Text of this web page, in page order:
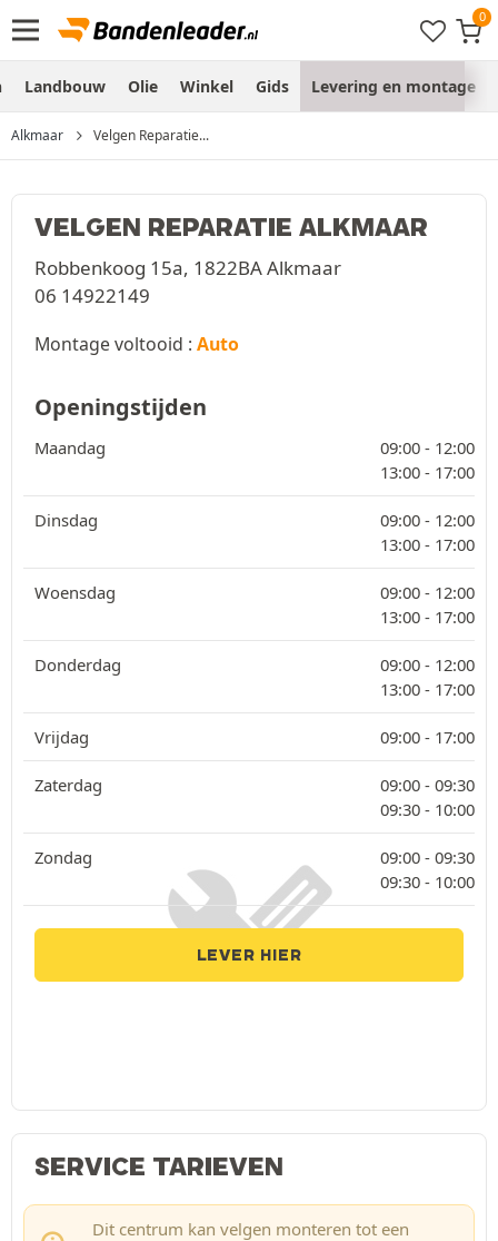
Landbouw Olie Winkel Gids Levering en montage
Alkmaar Velgen Reparatie...
VELGEN REPARATIE ALKMAAR
Robbenkoog 15a, 1822BA Alkmaar
06 14922149
Montage voltooid : Auto
Openingstijden
Maandag 09:00 - 12:00
13:00 - 17:00
Dinsdag 09:00 - 12:00
13:00 - 17:00
Woensdag 09:00 - 12:00
13:00 - 17:00
Donderdag 09:00 - 12:00
13:00 - 17:00
Vrijdag 09:00 - 17:00
Zaterdag 09:00 - 09:30
09:30 - 10:00
Zondag 09:00 - 09:30
09:30 - 10:00
LEVER HIER
SERVICE TARIEVEN
Dit centrum kan velgen monteren tot een